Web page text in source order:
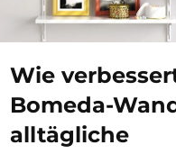
Wie
Bomeda-
alltägliche